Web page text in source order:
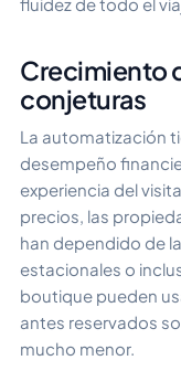
fluidez de todo el
Crecimiento
conjeturas
La automatización
desempeño
experiencia del
precios, las
han dependido de
estacionales o
boutique pueden
antes reservados
mucho menor.